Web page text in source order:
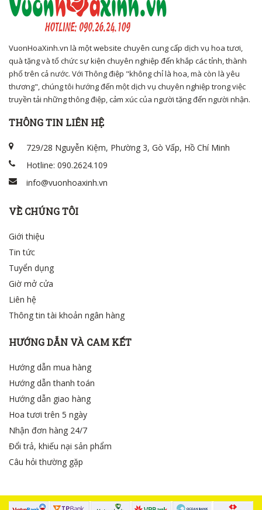
VuonHoaXinh.vn là một website chuyên cung cấp dịch vụ hoa tươi,
quà tặng và tổ chức sự kiện chuyên nghiệp đến khắp các tỉnh, thành
phố trên cả nước. Với Thông điệp "không chỉ là hoa, mà còn là yêu
thương", chúng tôi hướng đến một dịch vụ chuyên nghiệp trong việc
truyền tải những thông điệp, cảm xúc của người tặng đến người nhận.
THÔNG TIN LIÊN HỆ
729/28 Nguyễn Kiệm, Phường 3, Gò Vấp, Hồ Chí Minh
Hotline: 090.2624.109
info@vuonhoaxinh.vn
VỀ CHÚNG TÔI
Giới thiệu
Tin tức
Tuyển dụng
Giờ mở cửa
Liên hệ
Thông tin tài khoản ngân hàng
HƯỚNG DẪN VÀ CAM KẾT
Hướng dẫn mua hàng
Hướng dẫn thanh toán
Hướng dẫn giao hàng
Hoa tươi trên 5 ngày
Nhận đơn hàng 24/7
Đổi trả, khiếu nại sản phẩm
Câu hỏi thường gặp